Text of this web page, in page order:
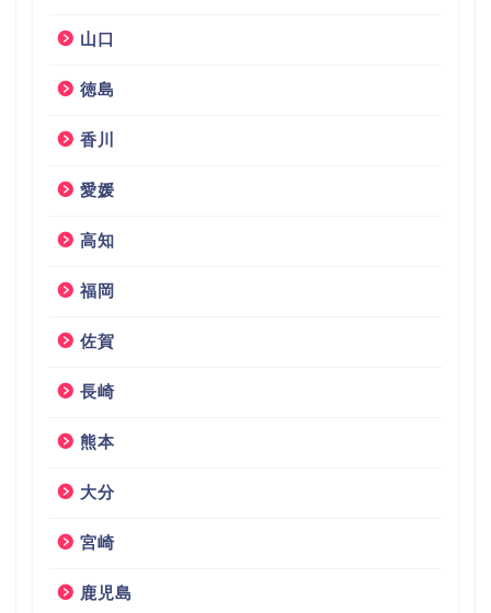
山口
徳島
香川
愛媛
高知
福岡
佐賀
長崎
熊本
大分
宮崎
鹿児島